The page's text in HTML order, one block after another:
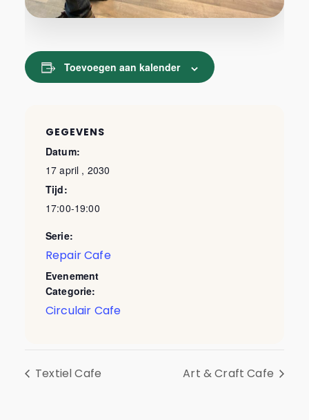
Toevoegen aan kalender
GEGEVENS
Datum:
17 april , 2030
Tijd:
17:00-19:00
Serie:
Repair Cafe
Evenement
Categorie:
Circulair Cafe
Textiel Cafe Art & Craft Cafe